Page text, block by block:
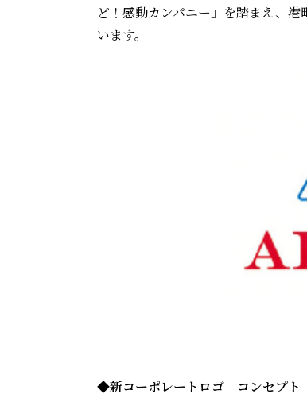
ど！感動カンパニー」を踏まえ、
います。
◆新コーポレートロゴ コンセプト